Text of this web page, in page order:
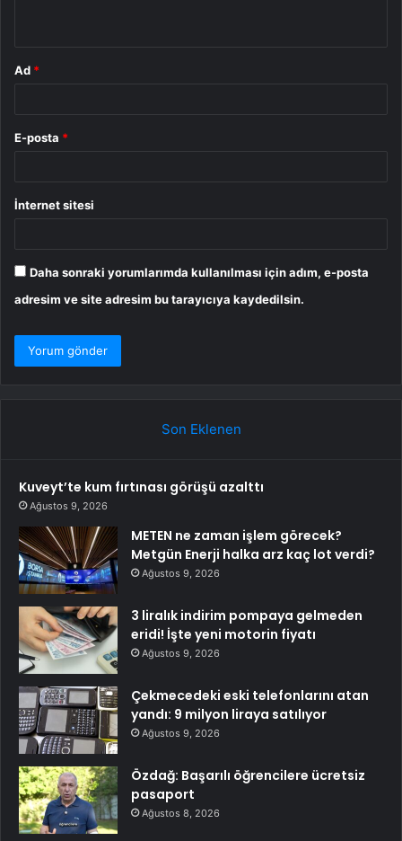
Ad *
E-posta *
İnternet sitesi
Daha sonraki yorumlarımda kullanılması için adım, e-posta
adresim ve site adresim bu tarayıcıya kaydedilsin.
Son Eklenen
Kuveyt’te kum fırtınası görüşü azalttı
Ağustos 9, 2026
METEN ne zaman işlem görecek?
Metgün Enerji halka arz kaç lot verdi?
Ağustos 9, 2026
3 liralık indirim pompaya gelmeden
eridi! İşte yeni motorin fiyatı
Ağustos 9, 2026
Çekmecedeki eski telefonlarını atan
yandı: 9 milyon liraya satılıyor
Ağustos 9, 2026
Özdağ: Başarılı öğrencilere ücretsiz
pasaport
Ağustos 8, 2026